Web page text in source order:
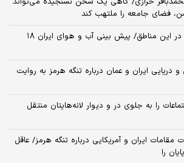
فضای جامعه را ملتهب کند
بارش باران و رعد و برق در این مناطق/ پیش بینی آب و هوای ایران ۱۸
دریایی ایران و عمان درباره تنگه هرمز به روایت
را به جلوی در و دیوار لانه‌هایتان منتقل
مقامات ایران و آمریکایی درباره تنگه هرمز/ عاقل
را